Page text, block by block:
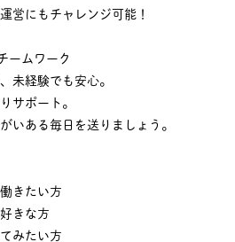
営にもチャレンジ可能！
ームワーク
未経験でも安心。
サポート。
いある毎日を送りましょう。
きたい方
きな方
みたい方